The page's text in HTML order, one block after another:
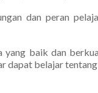
dan peran
yang baik dan
dapat belajar